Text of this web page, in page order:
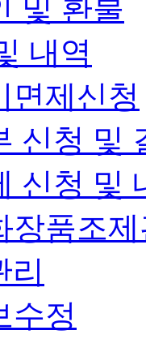
및 환불
내역
면제신청
신청 및
신청 및
장품조
리
수정